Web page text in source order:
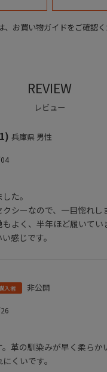
、お買い物ガイドをご確認く
REVIEW
レビュー
1 兵庫県 男性
た。
シーなので、一目惚れし
よく、半年ほど履いてい
感じです。
入者 非公開
革の馴染みが早く柔らか
くいです。